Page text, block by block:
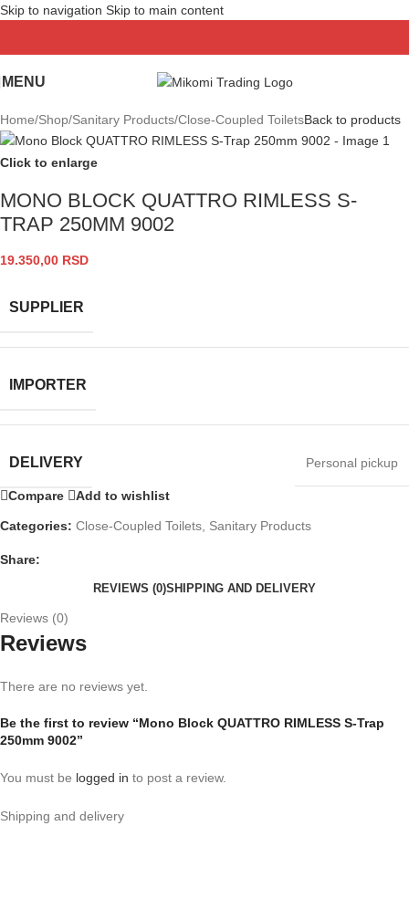
Skip to navigation Skip to main content
MENU
Home/Shop/Sanitary Products/Close-Coupled ToiletsBack to products
Click to enlarge
MONO BLOCK QUATTRO RIMLESS S-
TRAP 250MM 9002
19.350,00 RSD
SUPPLIER
IMPORTER
DELIVERY Personal pickup
Compare Add to wishlist
Categories: Close-Coupled Toilets, Sanitary Products
Share:
REVIEWS (0)SHIPPING AND DELIVERY
Reviews (0)
Reviews
There are no reviews yet.
Be the first to review “Mono Block QUATTRO RIMLESS S-Trap
250mm 9002”
You must be logged in to post a review.
Shipping and delivery